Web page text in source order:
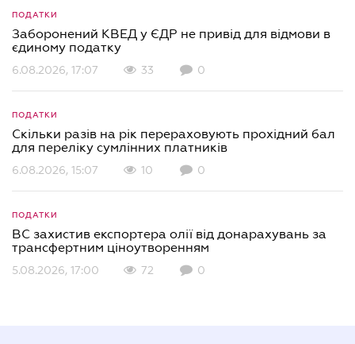
ПОДАТКИ
Заборонений КВЕД у ЄДР не привід для відмови в
єдиному податку
6.08.2026, 17:07 33 0
ПОДАТКИ
Скільки разів на рік перераховують прохідний бал
для переліку сумлінних платників
6.08.2026, 15:07 10 0
ПОДАТКИ
ВС захистив експортера олії від донарахувань за
трансфертним ціноутворенням
5.08.2026, 17:00 72 0